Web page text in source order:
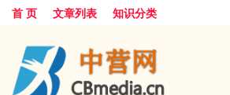
首 页 文章列表 知识分类